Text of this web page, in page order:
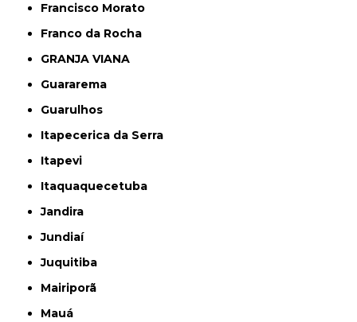
Francisco Morato
Franco da Rocha
GRANJA VIANA
Guararema
Guarulhos
Itapecerica da Serra
Itapevi
Itaquaquecetuba
Jandira
Jundiaí
Juquitiba
Mairiporã
Mauá